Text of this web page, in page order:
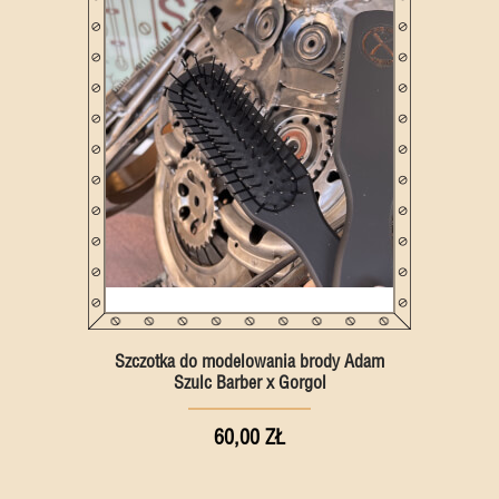
Szczotka do modelowania brody Adam
Szulc Barber x Gorgol
60,00 ZŁ